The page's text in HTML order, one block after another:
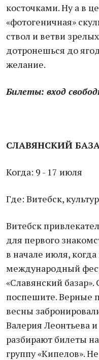
косточками. Ну а в
«фотогеничная»
ствол и ветви
дотронешься до
желание.
Билеты: вход
СЛАВЯНСКИЙ
Когда: 9 - 17 июля
Где: Витебск,
Витебск
для первого
в начале июля,
международный
«Славянский
поспешите. Верные
весны
Валерия Леонтьева
разбирают билеты
группу «Кипелов».